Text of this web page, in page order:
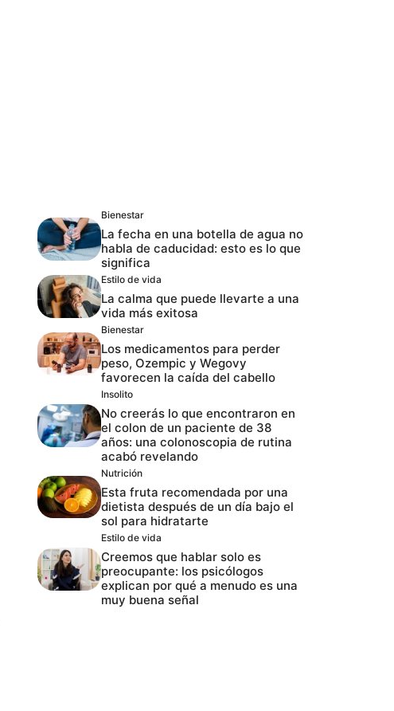
Bienestar
La fecha en una botella de agua no
habla de caducidad: esto es lo que
significa
Estilo de vida
La calma que puede llevarte a una
vida más exitosa
Bienestar
Los medicamentos para perder
peso, Ozempic y Wegovy
favorecen la caída del cabello
Insolito
No creerás lo que encontraron en
el colon de un paciente de 38
años: una colonoscopia de rutina
acabó revelando
Nutrición
Esta fruta recomendada por una
dietista después de un día bajo el
sol para hidratarte
Estilo de vida
Creemos que hablar solo es
preocupante: los psicólogos
explican por qué a menudo es una
muy buena señal